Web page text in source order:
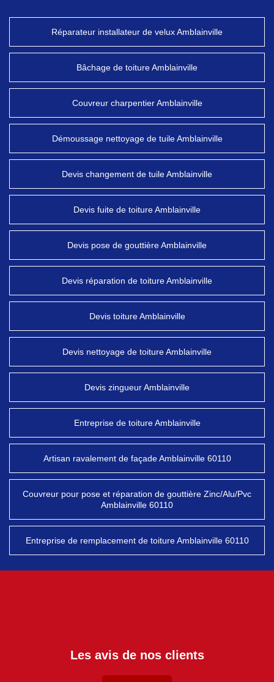
Réparateur installateur de velux Amblainville
Bâchage de toiture Amblainville
Couvreur charpentier Amblainville
Démoussage nettoyage de tuile Amblainville
Devis changement de tuile Amblainville
Devis fuite de toiture Amblainville
Devis pose de gouttière Amblainville
Devis réparation de toiture Amblainville
Devis toiture Amblainville
Devis nettoyage de toiture Amblainville
Devis zingueur Amblainville
Entreprise de toiture Amblainville
Artisan ravalement de façade Amblainville 60110
Couvreur pour pose et réparation de gouttière Zinc/Alu/Pvc
Amblainville 60110
Entreprise de remplacement de toiture Amblainville 60110
Les avis de nos clients